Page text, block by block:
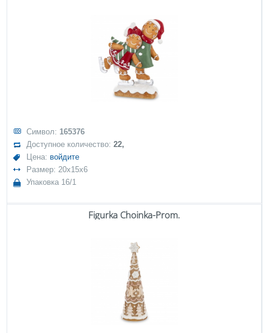
Символ: 165376
Доступное количество:22,
Цена: войдите
Размер: 20x15x6
Упаковка 16/1
Figurka Choinka-Prom.